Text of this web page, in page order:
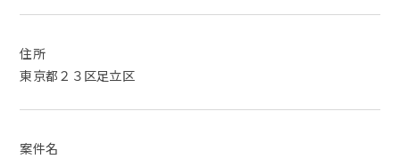
住所
東京都２３区足立区
案件名